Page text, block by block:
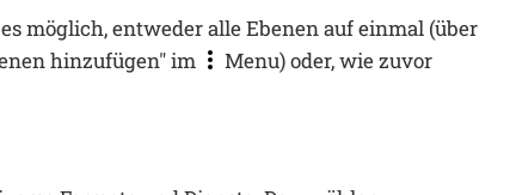
möglich, entweder alle Ebenen auf einmal (über
hinzufügen" im
Menu) oder, wie zuvor